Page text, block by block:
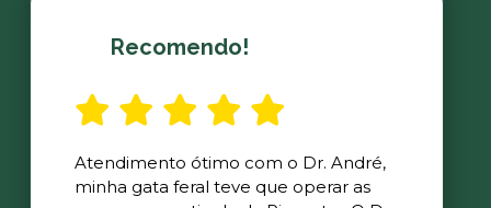
Recomendo!
Atendimento ótimo com o Dr. André,
minha gata feral teve que operar as